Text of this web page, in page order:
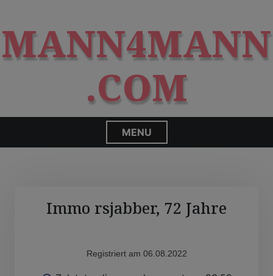
i
p
o
c
n
t
MANN4MANN
.COM
MENU
Immo rsjabber, 72 Jahre
Registriert am 06.08.2022